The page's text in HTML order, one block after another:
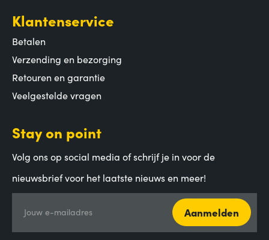
Klantenservice
Betalen
Verzending en bezorging
Retouren en garantie
Veelgestelde vragen
Stay on point
Volg ons op social media of schrijf je in voor de
nieuwsbrief voor het laatste nieuws en meer!
Jouw e-mailadres Aanmelden